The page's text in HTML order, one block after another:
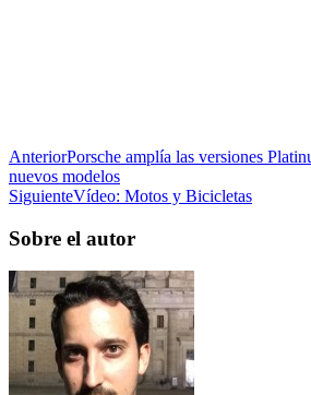
AnteriorPorsche amplía las versiones
nuevos modelos
SiguienteVídeo: Motos y Bicicletas
Sobre el autor